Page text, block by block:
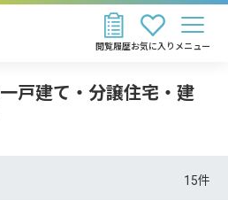
お気に入り
閲覧履歴 メニュー
戸建て・分譲住宅・建